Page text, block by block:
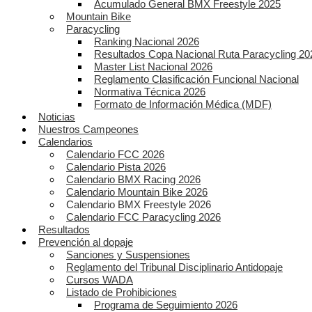
Acumulado General BMX Freestyle 2025
Mountain Bike
Paracycling
Ranking Nacional 2026
Resultados Copa Nacional Ruta Paracycling
Master List Nacional 2026
Reglamento Clasificación Funcional Nacional
Normativa Técnica 2026
Formato de Información Médica (MDF)
Noticias
Nuestros Campeones
Calendarios
Calendario FCC 2026
Calendario Pista 2026
Calendario BMX Racing 2026
Calendario Mountain Bike 2026
Calendario BMX Freestyle 2026
Calendario FCC Paracycling 2026
Resultados
Prevención al dopaje
Sanciones y Suspensiones
Reglamento del Tribunal Disciplinario Antidopaje
Cursos WADA
Listado de Prohibiciones
Programa de Seguimiento 2026